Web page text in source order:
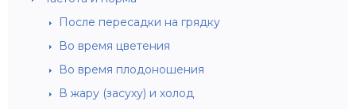
После пересадки на грядку
Во время цветения
Во время плодоношения
В жару (засуху) и холод